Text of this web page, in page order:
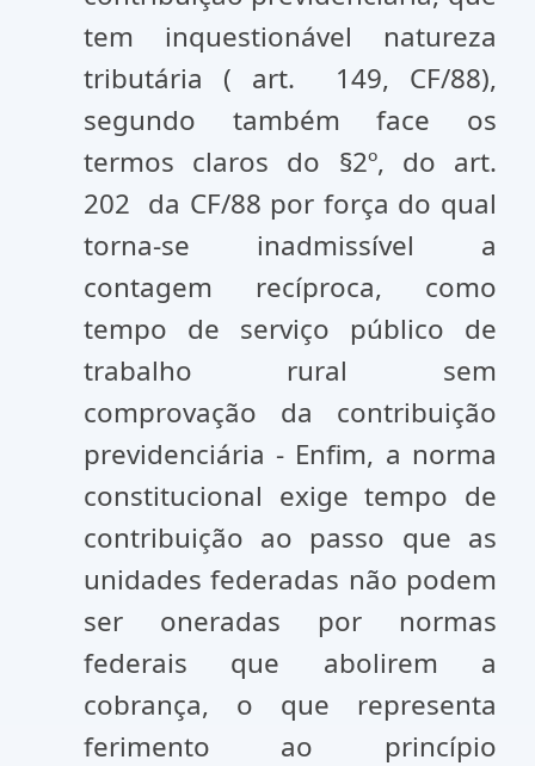
tem inquestionável natureza
tributária ( art. 149, CF/88),
segundo também face os
termos claros do §2º, do art.
202 da CF/88 por força do qual
torna-se inadmissível a
contagem recíproca, como
tempo de serviço público de
trabalho rural sem
comprovação da contribuição
previdenciária - Enfim, a norma
constitucional exige tempo de
contribuição ao passo que as
unidades federadas não podem
ser oneradas por normas
federais que abolirem a
cobrança, o que representa
ferimento ao princípio